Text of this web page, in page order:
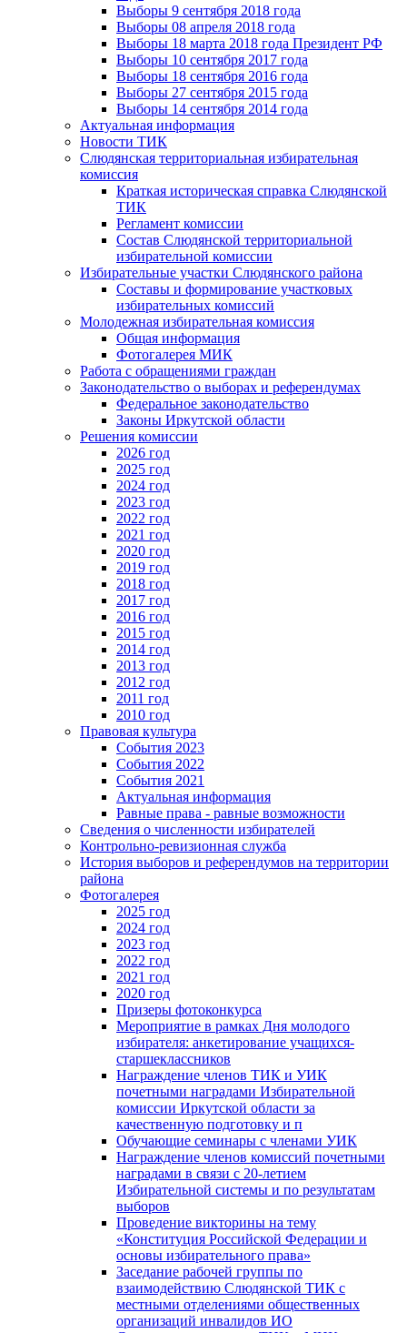
Выборы 9 сентября 2018 года
Выборы 08 апреля 2018 года
Выборы 18 марта 2018 года Президент РФ
Выборы 10 сентября 2017 года
Выборы 18 сентября 2016 года
Выборы 27 сентября 2015 года
Выборы 14 сентября 2014 года
Актуальная информация
Новости ТИК
Слюдянская территориальная избирательная
комиссия
Краткая историческая справка Слюдянской
ТИК
Регламент комиссии
Состав Слюдянской территориальной
избирательной комиссии
Избирательные участки Слюдянского района
Составы и формирование участковых
избирательных комиссий
Молодежная избирательная комиссия
Общая информация
Фотогалерея МИК
Работа с обращениями граждан
Законодательство о выборах и референдумах
Федеральное законодательство
Законы Иркутской области
Решения комиссии
2026 год
2025 год
2024 год
2023 год
2022 год
2021 год
2020 год
2019 год
2018 год
2017 год
2016 год
2015 год
2014 год
2013 год
2012 год
2011 год
2010 год
Правовая культура
События 2023
События 2022
События 2021
Актуальная информация
Равные права - равные возможности
Сведения о численности избирателей
Контрольно-ревизионная служба
История выборов и референдумов на территории
района
Фотогалерея
2025 год
2024 год
2023 год
2022 год
2021 год
2020 год
Призеры фотоконкурса
Мероприятие в рамках Дня молодого
избирателя: анкетирование учащихся-
старшеклассников
Награждение членов ТИК и УИК
почетными наградами Избирательной
комиссии Иркутской области за
качественную подготовку и п
Обучающие семинары с членами УИК
Награждение членов комиссий почетными
наградами в связи с 20-летием
Избирательной системы и по результатам
выборов
Проведение викторины на тему
«Конституция Российской Федерации и
основы избирательного права»
Заседание рабочей группы по
взаимодействию Слюдянской ТИК с
местными отделениями общественных
организаций инвалидов ИО